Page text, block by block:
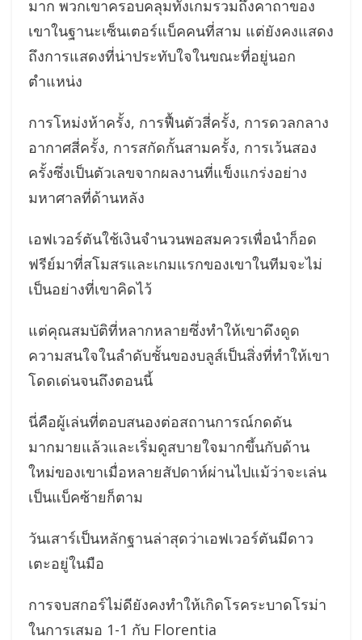
มาก พวกเขาครอบคลุมทั้งเกมรวมถึงคาถาของ
เขาในฐานะเซ็นเตอร์แบ็คคนที่สาม แต่ยังคงแสดง
ถึงการแสดงที่น่าประทับใจในขณะที่อยู่นอก
ตำแหน่ง
การโหม่งห้าครั้ง, การฟื้นตัวสี่ครั้ง, การดวลกลาง
อากาศสี่ครั้ง, การสกัดกั้นสามครั้ง, การเว้นสอง
ครั้งซึ่งเป็นตัวเลขจากผลงานที่แข็งแกร่งอย่าง
มหาศาลที่ด้านหลัง
เอฟเวอร์ตันใช้เงินจำนวนพอสมควรเพื่อนำก็อด
ฟรีย์มาที่สโมสรและเกมแรกของเขาในทีมจะไม่
เป็นอย่างที่เขาคิดไว้
แต่คุณสมบัติที่หลากหลายซึ่งทำให้เขาดึงดูด
ความสนใจในลำดับชั้นของบลูส์เป็นสิ่งที่ทำให้เขา
โดดเด่นจนถึงตอนนี้
นี่คือผู้เล่นที่ตอบสนองต่อสถานการณ์กดดัน
มากมายแล้วและเริ่มดูสบายใจมากขึ้นกับด้าน
ใหม่ของเขาเมื่อหลายสัปดาห์ผ่านไปแม้ว่าจะเล่น
เป็นแบ็คซ้ายก็ตาม
วันเสาร์เป็นหลักฐานล่าสุดว่าเอฟเวอร์ตันมีดาว
เตะอยู่ในมือ
การจบสกอร์ไม่ดียังคงทำให้เกิดโรคระบาดโรม่า
ในการเสมอ 1-1 กับ Florentia